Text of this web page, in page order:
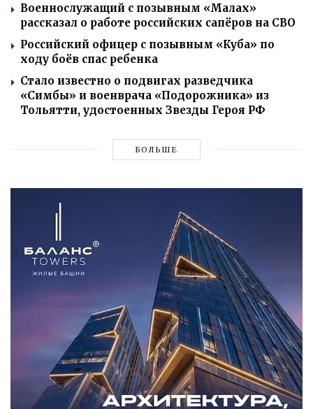
Военнослужащий с позывным «Малах»
рассказал о работе российских сапёров на СВО
Российский офицер с позывным «Куба» по
ходу боёв спас ребенка
Стало известно о подвигах разведчика
«Симбы» и военврача «Подорожника» из
Тольятти, удостоенных Звезды Героя РФ
БОЛЬШЕ